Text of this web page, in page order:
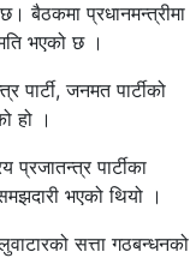
बैठकमा प्रधानमन्त्रीमा
भएको छ ।
पार्टी, जनमत पार्टीको
हो ।
प्रजातन्त्र पार्टीका
भएको थियो ।
सत्ता गठबन्धनको